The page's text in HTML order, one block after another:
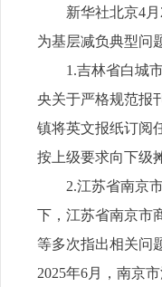
新华社北京4
为基层减负典型问
1.吉林省白城
央关于严格规范报
镇将英文报纸订阅
按上级要求向下级
2.江苏省南京
下，江苏省南京市
等多次指出相关问
2025年6月，南京